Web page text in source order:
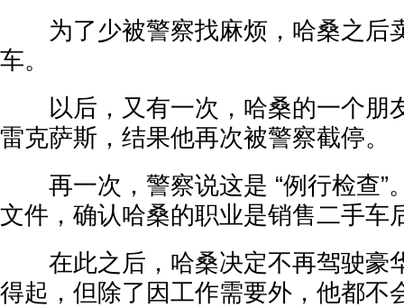
为了少被警察找麻烦，哈桑之后
车。
以后，又有一次，哈桑的一个朋
雷克萨斯，结果他再次被警察截停。
再一次，警察说这是 “例行检查”
文件，确认哈桑的职业是销售二手车
在此之后，哈桑决定不再驾驶豪
得起，但除了因工作需要外，他都不